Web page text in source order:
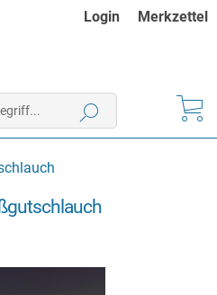
Login Merkzettel